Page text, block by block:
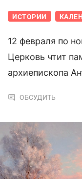
ИСТОРИИ
12 февраля по
Церковь чтит
архиепископа
ОБСУДИТЬ